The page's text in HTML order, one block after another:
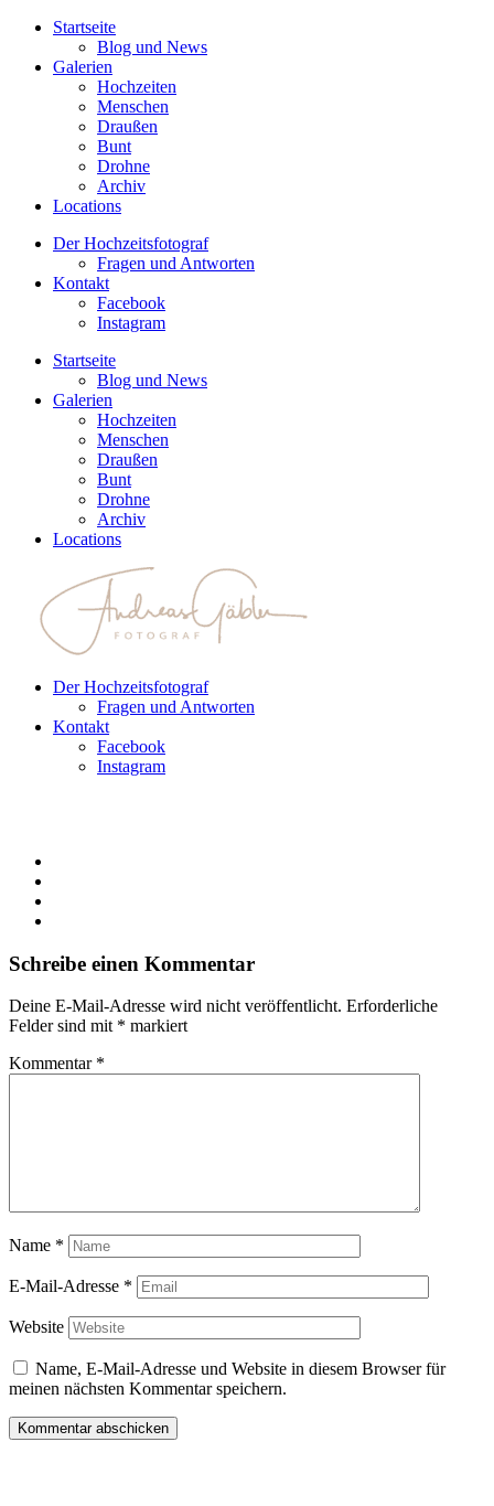
Startseite
Blog und News
Galerien
Hochzeiten
Menschen
Draußen
Bunt
Drohne
Archiv
Locations
Der Hochzeitsfotograf
Fragen und Antworten
Kontakt
Facebook
Instagram
Startseite
Blog und News
Galerien
Hochzeiten
Menschen
Draußen
Bunt
Drohne
Archiv
Locations
Der Hochzeitsfotograf
Fragen und Antworten
Kontakt
Facebook
Instagram
Schreibe einen Kommentar
Deine E-Mail-Adresse wird nicht veröffentlicht. Erforderliche
Felder sind mit * markiert
Kommentar *
Name *
E-Mail-Adresse *
Website
Name, E-Mail-Adresse und Website in diesem Browser für
meinen nächsten Kommentar speichern.